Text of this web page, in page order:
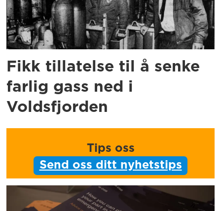
Innlandet: 57,9 prosent
Nordland: 49,2 prosent
Vest: 47,3 prosent
Finnmark: 44,7 prosent
Politiforum
Fikk tillatelse til å senke
farlig gass ned i
Voldsfjorden
Tips oss
Send oss ditt nyhetstips